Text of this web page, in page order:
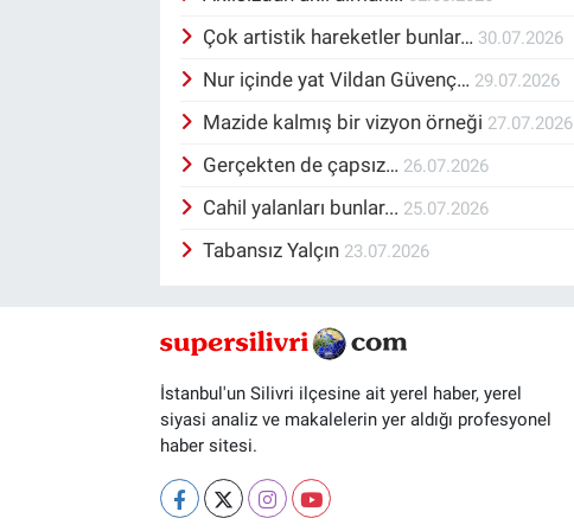
Çok artistik hareketler bunlar… 30.07.2026
Nur içinde yat Vildan Güvenç… 29.07.2026
Mazide kalmış bir vizyon örneği 27.07.2026
Gerçekten de çapsız… 26.07.2026
Cahil yalanları bunlar... 25.07.2026
Tabansız Yalçın 23.07.2026
İstanbul'un Silivri ilçesine ait yerel haber, yerel
siyasi analiz ve makalelerin yer aldığı profesyonel
haber sitesi.